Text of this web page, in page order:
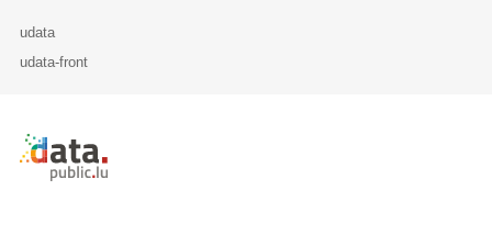
udata
udata-front
Retour à l'accueil de data.public.lu